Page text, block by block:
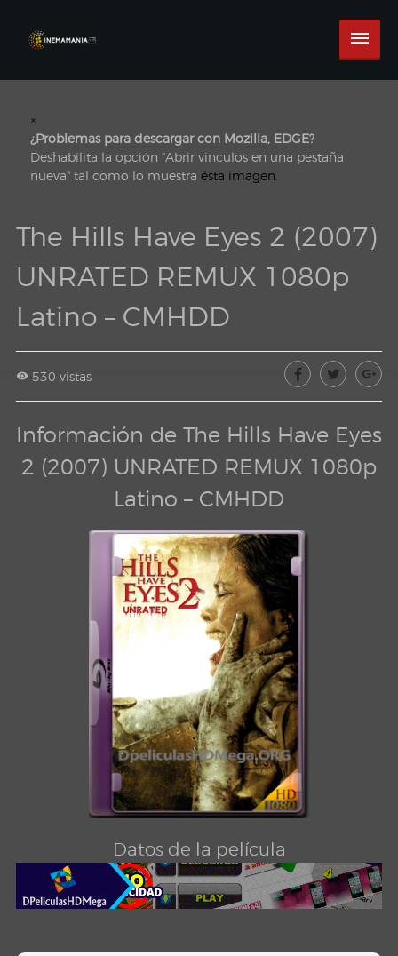
×
¿Problemas para descargar con Mozilla, EDGE?
Deshabilita la opción "Abrir vinculos en una pestaña
nueva" tal como lo muestra ésta imagen.
The Hills Have Eyes 2 (2007)
UNRATED REMUX 1080p
Latino – CMHDD
530 vistas
Información de The Hills Have Eyes
2 (2007) UNRATED REMUX 1080p
Latino – CMHDD
Datos de la película